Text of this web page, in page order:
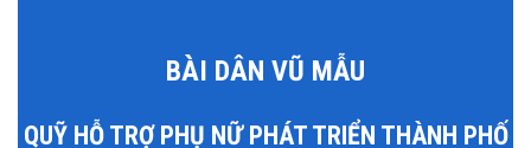
BÀI DÂN VŨ MẪU
QUỸ HỖ TRỢ PHỤ NỮ PHÁT TRIỂN THÀNH PHỐ